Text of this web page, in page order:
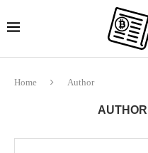
Home Author
AUTHOR